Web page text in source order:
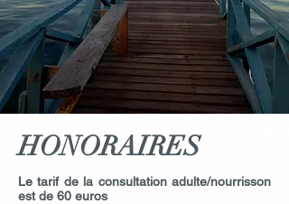
Le tarif de la consultation adulte/nourrisson
est de 60 euros
HONORAIRES